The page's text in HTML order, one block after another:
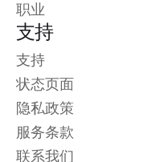
职业
支持
支持
状态页面
隐私政策
服务条款
联系我们